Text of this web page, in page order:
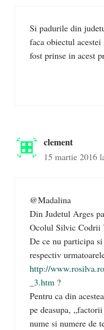
Si padurile din
faca obiectul
fost prinse in acest
clement
15 martie 2016
@Madalina
Din Judetul Arges
Ocolul Silvic Codrii
De ce nu participa
respectiv
http://
_3.htm ?
Pentru ca din
pe deasupa,
nume si numere de